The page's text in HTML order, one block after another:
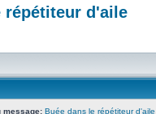
répétiteur d'aile
message: Buée dans le répétiteur d'aile